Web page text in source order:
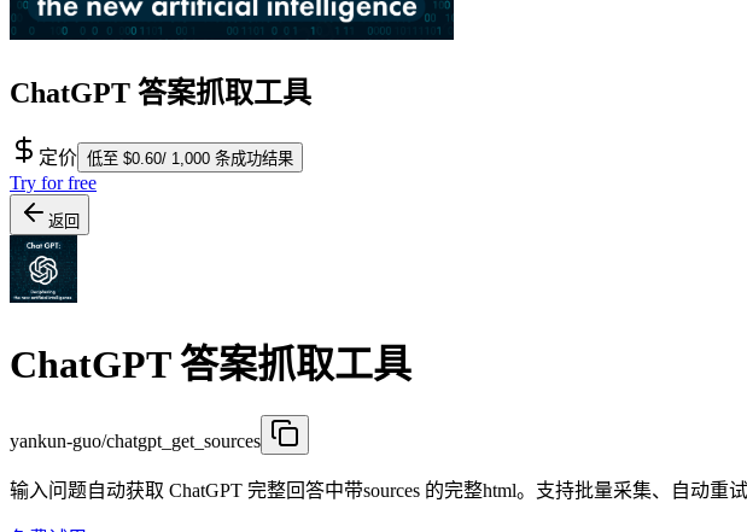
ChatGPT 答案抓取工具
定价 低至 $0.60/ 1,000 条成功结果
Try for free
返回
ChatGPT 答案抓取工具
yankun-guo/chatgpt_get_sources
输入问题自动获取 ChatGPT 完整回答中带sources 的完整html。支持批量采集、自动重